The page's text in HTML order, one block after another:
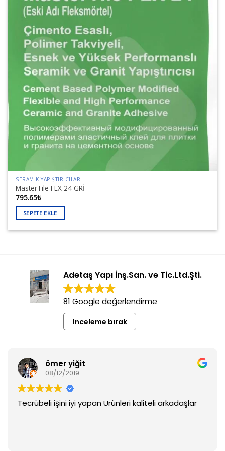
SERAMIK YAPIŞTIRICILARI
MasterTile FLX 24 GRİ
795.65₺
SEPETE EKLE
Adetaş Yapı İnş.San. ve Tic.Ltd.Şti.
81 Google değerlendirme
Inceleme bırak
ömer yiğit
08/12/2019
Tecrübeli işini iyi yapan Ürünleri kaliteli arkadaşlar